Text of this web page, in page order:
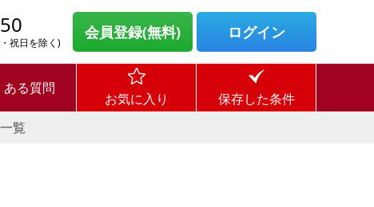
祝日を除く)
会員登録(無料) ログイン
ある質問
お気に入り
保存した条件
覧